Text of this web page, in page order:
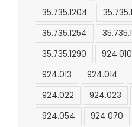
35.735.1204
35.735.1254
35.735.1290
924.010
924.013
924.014
924.022
924.023
924.054
924.070